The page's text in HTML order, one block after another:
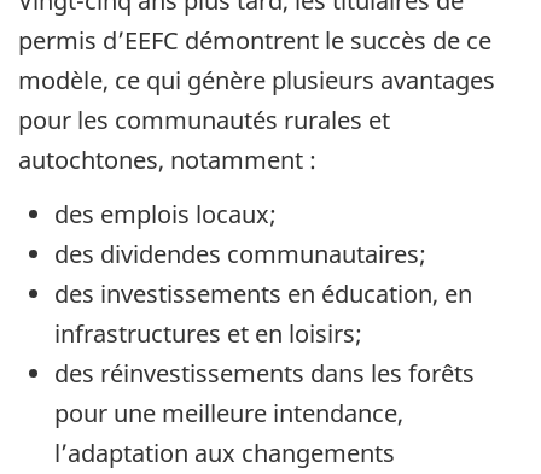
permis d’EEFC démontrent le succès de ce
modèle, ce qui génère plusieurs avantages
pour les communautés rurales et
autochtones, notamment :
des emplois locaux;
des dividendes communautaires;
des investissements en éducation, en
infrastructures et en loisirs;
des réinvestissements dans les forêts
pour une meilleure intendance,
l’adaptation aux changements